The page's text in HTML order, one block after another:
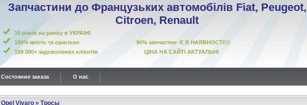
Запчастини до Французьких автомобілів Fiat, Peugeot,
Citroen, Renault
10 років на ринку в УКРАІНІ
100% якість та оригінал 90% запчастин- Є В НАЯВНОСТІ!!!
150 000+ задоволених клієнтів ЦІНА НА САЙТІ АКТУАЛЬНІ
Состояние заказа О нас
Opel Vivaro » Тросы